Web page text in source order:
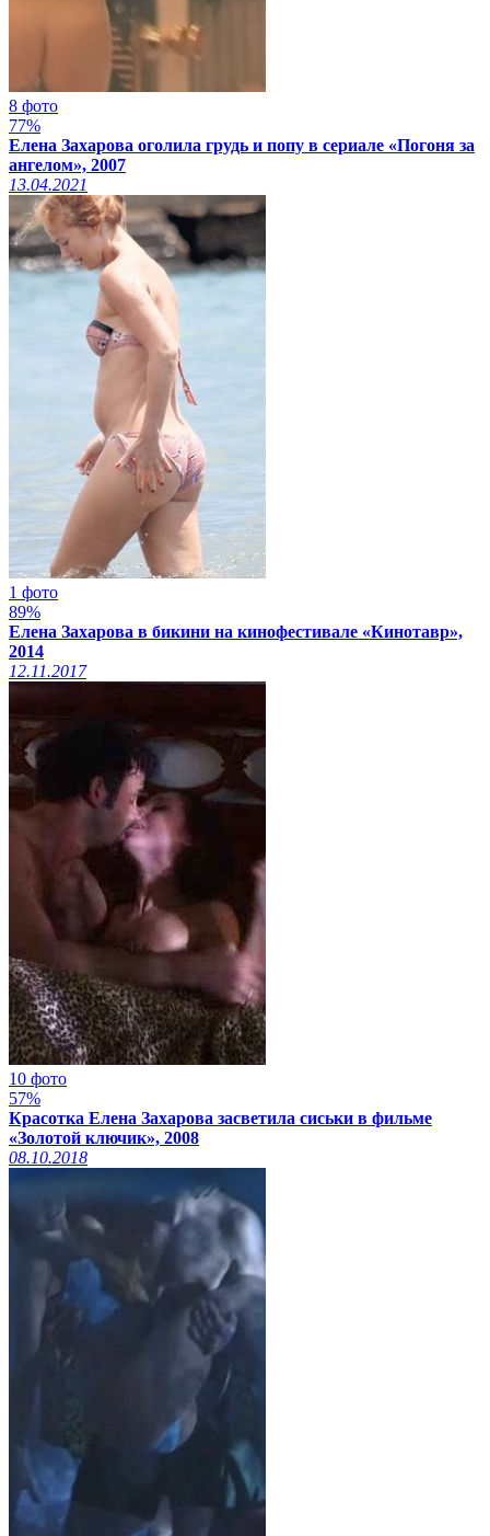
8 фото
77%
Елена Захарова оголила грудь и попу в сериале «Погоня за
ангелом», 2007
13.04.2021
1 фото
89%
Елена Захарова в бикини на кинофестивале «Кинотавр»,
2014
12.11.2017
10 фото
57%
Красотка Елена Захарова засветила сиськи в фильме
«Золотой ключик», 2008
08.10.2018